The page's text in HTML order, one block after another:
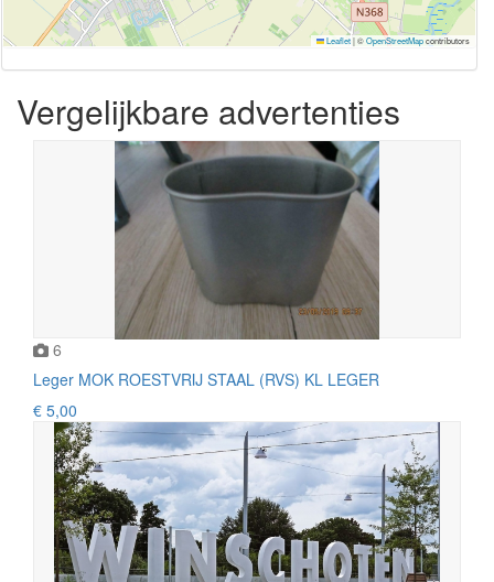
Leaflet|©OpenStreetMapcontributors
Vergelijkbare advertenties
6
Leger MOK ROESTVRIJ STAAL (RVS) KL LEGER
€ 5,00